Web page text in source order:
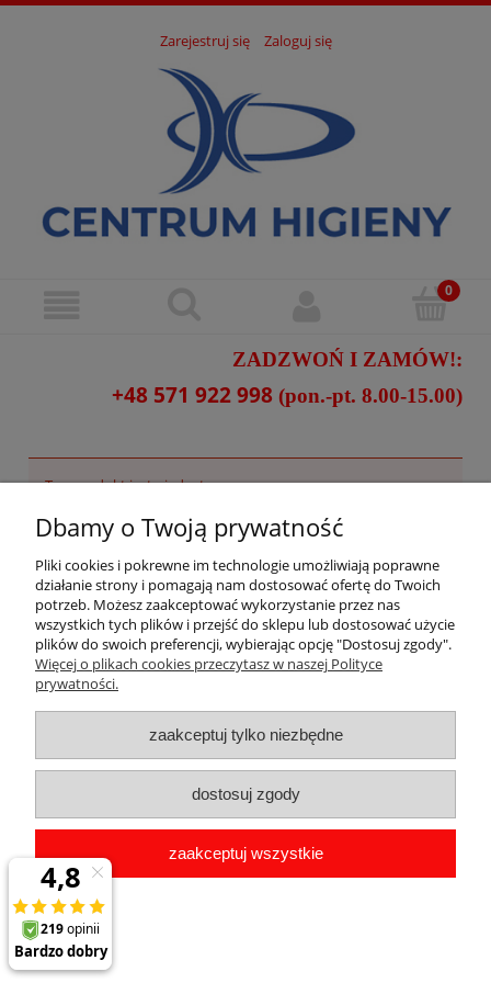
Zarejestruj się Zaloguj się
ZADZWOŃ I ZAMÓW!:
+48 571 922 998 (pon.-pt. 8.00-15.00)
Ten produkt jest niedostępny.
Pomoc
Dostawa
Moje konto
Gwarancja i zwroty
O firmie
pokaż pełną wersję strony
Sklep internetowy Shoper.pl
Dbamy o Twoją prywatność
Pliki cookies i pokrewne im technologie umożliwiają poprawne
działanie strony i pomagają nam dostosować ofertę do Twoich
potrzeb. Możesz zaakceptować wykorzystanie przez nas
wszystkich tych plików i przejść do sklepu lub dostosować użycie
plików do swoich preferencji, wybierając opcję "Dostosuj zgody".
Więcej o plikach cookies przeczytasz w naszej Polityce
prywatności.
zaakceptuj tylko niezbędne
dostosuj zgody
zaakceptuj wszystkie